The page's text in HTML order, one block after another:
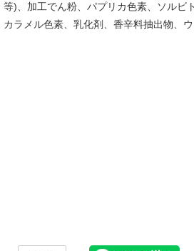
等)、加工でん粉、パプリカ色素、ソルビ
カラメル色素、乳化剤、香辛料抽出物、ウ